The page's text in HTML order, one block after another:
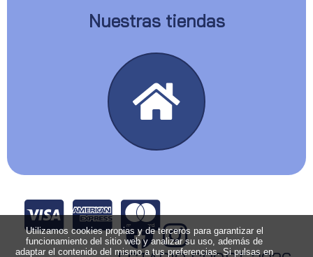
Nuestras tiendas
Utilizamos cookies propias y de terceros para garantizar el
funcionamiento del sitio web y analizar su uso, además de
adaptar el contenido del mismo a tus preferencias. Si pulsas en